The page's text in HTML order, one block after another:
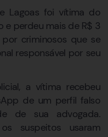
Lagoas foi vítima do
e perdeu mais de R$ 3
criminosos que se
responsável por seu
a vítima recebeu
de um perfil falso
de sua advogada.
suspeitos usaram